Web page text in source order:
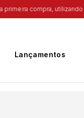
Frete Grátis
Lançamentos